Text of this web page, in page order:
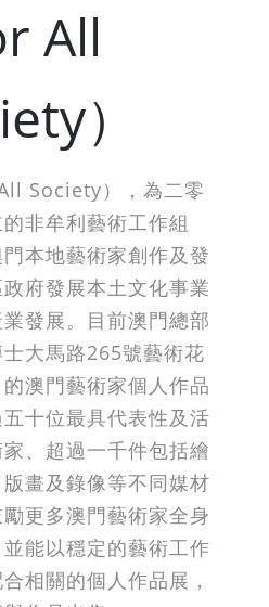
All
）
Society），為二零
非牟利藝術工作組
本地藝術家創作及發
府發展本土文化事業
發展。目前澳門總部
大馬路265號藝術花
澳門藝術家個人作品
十位最具代表性及活
、超過一千件包括繪
畫及錄像等不同媒材
更多澳門藝術家全身
能以穩定的藝術工作
相關的個人作品展，